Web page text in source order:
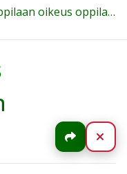
Oppilaan oikeus oppilashuoltoon
Jaa